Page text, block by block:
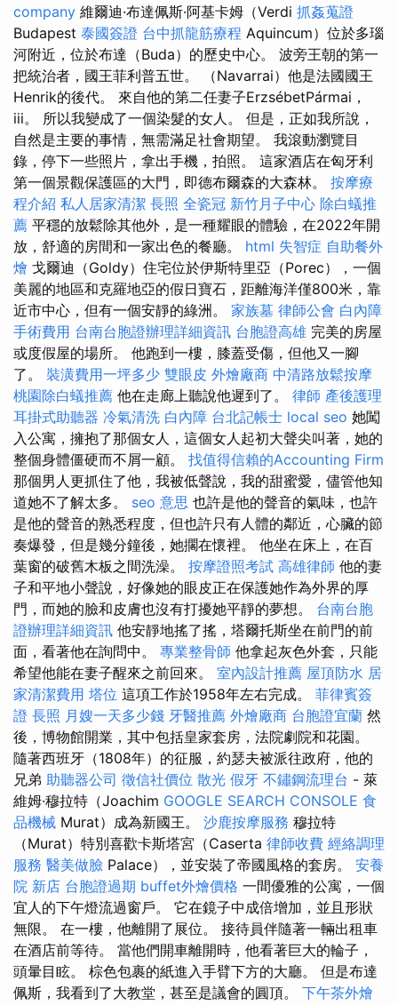
company 維爾迪·布達佩斯·阿基卡姆（Verdi 抓姦蒐證
Budapest 泰國簽證 台中抓龍筋療程 Aquincum）位於多瑙
河附近，位於布達（Buda）的歷史中心。 波旁王朝的第一
把統治者，國王菲利普五世。 （Navarrai）他是法國國王
Henrik的後代。 來自他的第二任妻子ErzsébetPármai，
iii。 所以我變成了一個染髮的女人。 但是，正如我所說，
自然是主要的事情，無需滿足社會期望。 我滾動瀏覽目
錄，停下一些照片，拿出手機，拍照。 這家酒店在匈牙利
第一個景觀保護區的大門，即德布爾森的大森林。 按摩療
程介紹 私人居家清潔 長照 全瓷冠 新竹月子中心 除白蟻推
薦 平穩的放鬆除其他外，是一種耀眼的體驗，在2022年開
放，舒適的房間和一家出色的餐廳。 html 失智症 自助餐外
燴 戈爾迪（Goldy）住宅位於伊斯特里亞（Porec），一個
美麗的地區和克羅地亞的假日寶石，距離海洋僅800米，靠
近市中心，但有一個安靜的綠洲。 家族墓 律師公會 白內障
手術費用 台南台胞證辦理詳細資訊 台胞證高雄 完美的房屋
或度假屋的場所。 他跑到一樓，膝蓋受傷，但他又一腳
了。 裝潢費用一坪多少 雙眼皮 外燴廠商 中清路放鬆按摩
桃園除白蟻推薦 他在走廊上聽說他遲到了。 律師 產後護理
耳掛式助聽器 冷氣清洗 白內障 台北記帳士 local seo 她闖
入公寓，擁抱了那個女人，這個女人起初大聲尖叫著，她的
整個身體僵硬而不屑一顧。 找值得信賴的Accounting Firm
那個男人更抓住了他，我被低聲說，我的甜蜜愛，儘管他知
道她不了解太多。 seo 意思 也許是他的聲音的氣味，也許
是他的聲音的熟悉程度，但也許只有人體的鄰近，心臟的節
奏爆發，但是幾分鐘後，她擱在懷裡。 他坐在床上，在百
葉窗的破舊木板之間洗澡。 按摩證照考試 高雄律師 他的妻
子和平地小聲說，好像她的眼皮正在保護她作為外界的厚
門，而她的臉和皮膚也沒有打擾她平靜的夢想。 台南台胞
證辦理詳細資訊 他安靜地搖了搖，塔爾托斯坐在前門的前
面，看著他在詢問中。 專業整骨師 他拿起灰色外套，只能
希望他能在妻子醒來之前回來。 室內設計推薦 屋頂防水 居
家清潔費用 塔位 這項工作於1958年左右完成。 菲律賓簽
證 長照 月嫂一天多少錢 牙醫推薦 外燴廠商 台胞證宜蘭 然
後，博物館開業，其中包括皇家套房，法院劇院和花園。
隨著西班牙（1808年）的征服，約瑟夫被派往政府，他的
兄弟 助聽器公司 徵信社價位 散光 假牙 不鏽鋼流理台 - 萊
維姆·穆拉特（Joachim GOOGLE SEARCH CONSOLE 食
品機械 Murat）成為新國王。 沙鹿按摩服務 穆拉特
（Murat）特別喜歡卡斯塔宮（Caserta 律師收費 經絡調理
服務 醫美做臉 Palace），並安裝了帝國風格的套房。 安養
院 新店 台胞證過期 buffet外燴價格 一間優雅的公寓，一個
宜人的下午燈流過窗戶。 它在鏡子中成倍增加，並且形狀
無限。 在一樓，他離開了展位。 接待員伴隨著一輛出租車
在酒店前等待。 當他們開車離開時，他看著巨大的輪子，
頭暈目眩。 棕色包裹的紙進入手臂下方的大廳。 但是布達
佩斯，我看到了大教堂，甚至是議會的圓頂。 下午茶外燴